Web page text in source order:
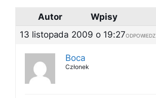
Autor
Wpisy
13 listopada 2009 o 19:27ODPOWIEDZ
Boca
Członek